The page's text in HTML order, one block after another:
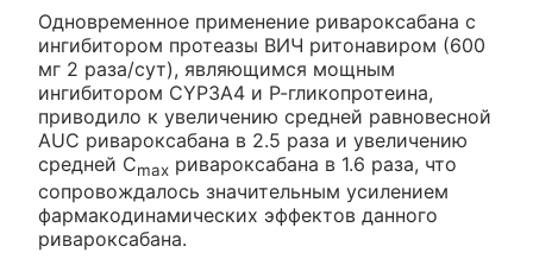
Одновременное применение ривароксабана с
ингибитором протеазы ВИЧ ритонавиром (600
мг 2 раза/сут), являющимся мощным
ингибитором CYP3A4 и Р-гликопротеина,
приводило к увеличению средней равновесной
AUC ривароксабана в 2.5 раза и увеличению
средней Cmax ривароксабана в 1.6 раза, что
сопровождалось значительным усилением
фармакодинамических эффектов данного
ривароксабана.